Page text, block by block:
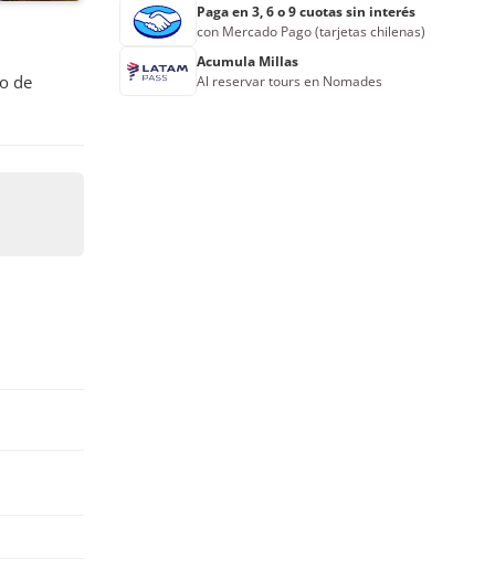
de
Paga en 3, 6 o 9 cuotas sin interés
con Mercado Pago (tarjetas chilenas)
Acumula Millas
Al reservar tours en Nomades